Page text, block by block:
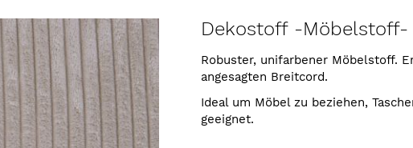
Dekostoff -
Robuster, unifarbener Möbelstoff.
angesagten Breitcord.
Ideal um Möbel zu beziehen,
geeignet.